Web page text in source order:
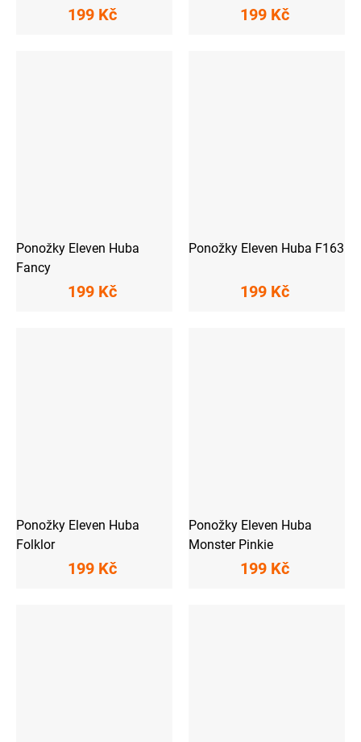
199 Kč 199 Kč
Ponožky Eleven Huba
Fancy
199 Kč
Ponožky Eleven Huba F163
199 Kč
Ponožky Eleven Huba
Folklor
199 Kč
Ponožky Eleven Huba
Monster Pinkie
199 Kč